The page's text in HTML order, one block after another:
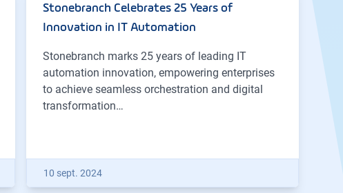
Stonebranch Celebrates 25 Years of
Innovation in IT Automation
Stonebranch marks 25 years of leading IT
automation innovation, empowering enterprises
to achieve seamless orchestration and digital
transformation…
10 sept. 2024